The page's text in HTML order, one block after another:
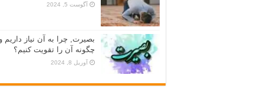
آگوست 5, 2024
بصیرت, چرا به آن نیاز داریم
چگونه آن را تقویت کنیم؟
آوریل 8, 2024